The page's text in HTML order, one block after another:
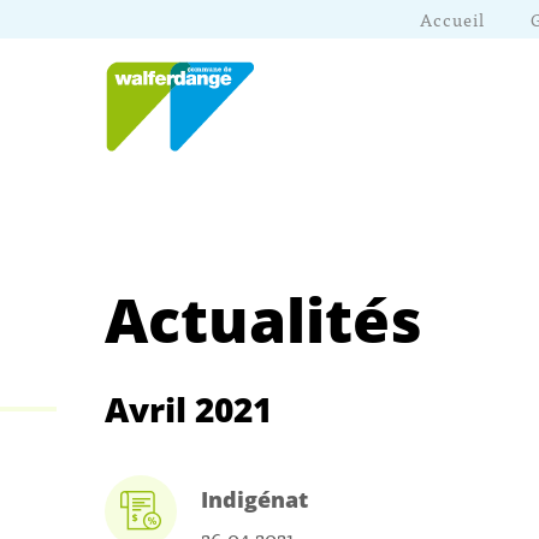
Accueil
Actualités
Avril 2021
Indigénat